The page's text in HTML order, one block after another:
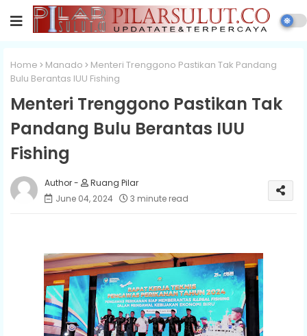
Home Manado
Menteri Trenggono Pastikan Tak Pandang
Bulu Berantas IUU Fishing
Menteri Trenggono Pastikan Tak
Pandang Bulu Berantas IUU
Fishing
Ruang Pilar
June 04, 2024
3 minute read